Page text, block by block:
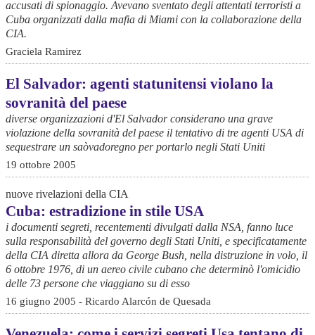
accusati di spionaggio. Avevano sventato degli attentati terroristi a
Cuba organizzati dalla mafia di Miami con la collaborazione della
CIA.
Graciela Ramirez
El Salvador: agenti statunitensi violano la
sovranità del paese
diverse organizzazioni d'El Salvador considerano una grave
violazione della sovranità del paese il tentativo di tre agenti USA di
sequestrare un saòvadoregno per portarlo negli Stati Uniti
19 ottobre 2005
nuove rivelazioni della CIA
Cuba: estradizione in stile USA
i documenti segreti, recentementi divulgati dalla NSA, fanno luce
sulla responsabilità del governo degli Stati Uniti, e specificatamente
della CIA diretta allora da George Bush, nella distruzione in volo, il
6 ottobre 1976, di un aereo civile cubano che determinò l'omicidio
delle 73 persone che viaggiano su di esso
16 giugno 2005 - Ricardo Alarcón de Quesada